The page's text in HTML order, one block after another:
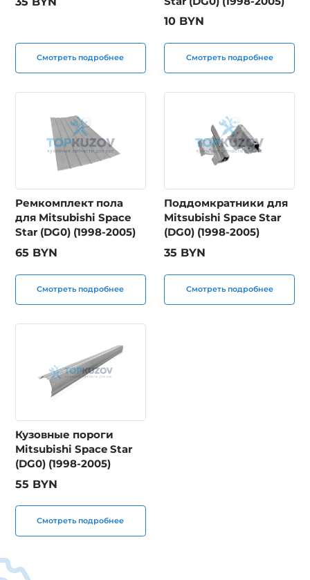
Смотреть подробнее
10 BYN
Смотреть подробнее
Ремкомплект пола
для Mitsubishi Space
Star (DG0) (1998-2005)
65 BYN
Смотреть подробнее
Поддомкратники для
Mitsubishi Space Star
(DG0) (1998-2005)
35 BYN
Смотреть подробнее
Кузовные пороги
Mitsubishi Space Star
(DG0) (1998-2005)
55 BYN
Смотреть подробнее